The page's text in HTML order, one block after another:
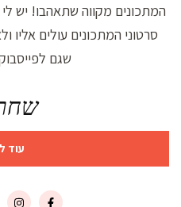
המתכונים מקווה שתאהבו! יש
סרטוני המתכונים עולים אליו
שגם
עוד